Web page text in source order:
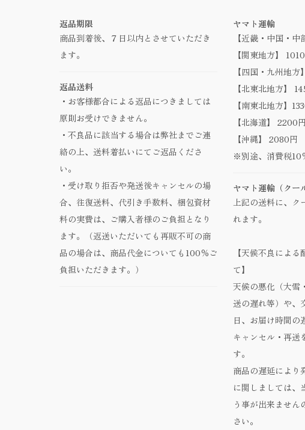
返品期限
商品到着後、７日以内とさせていただき
ます。
返品送料
・お客様都合による返品につきましては
原則お受けできません。
・不良品に該当する場合は弊社までご連
絡の上、送料着払いにてご返品くださ
い。
・受け取り拒否や発送後キャンセルの場
合、往復送料、代引き手数料、梱包資材
料の実費は、ご購入者様のご負担となり
ます。（返送いただいても再販不可の商
品の場合は、商品代金についても100％ご
負担いただきます。）
ヤマト運輸
【近畿・中国・
【関東地方】
【四国・九州地
【北東北地方】
【南東北地方】
【北海道】 2200円
【沖縄】 2080円
※別途、消費税10
ヤマト運輸（クー
上記の送料に、
れます。
【天候不良によ
て】
天候の悪化（大雪
送の遅れ等）や、
日、お届け時間の
キャンセル・再送
す。
商品の遅延により
に関しましては、
う事が出来ません
さい。